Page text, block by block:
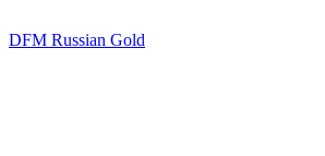
DFM Russian Gold